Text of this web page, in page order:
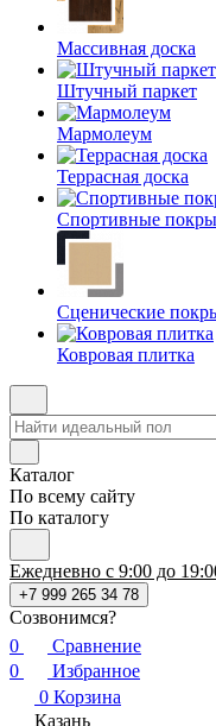
Массивная доска
Штучный паркет
Мармолеум
Террасная доска
Спортивные
Сценические
Ковровая плитка
Каталог
По всему сайту
По каталогу
Ежедневно с 9:00 до
+7 999 265 34 78
Созвонимся?
0
Сравнение
0
Избранное
0 Корзина
Казань